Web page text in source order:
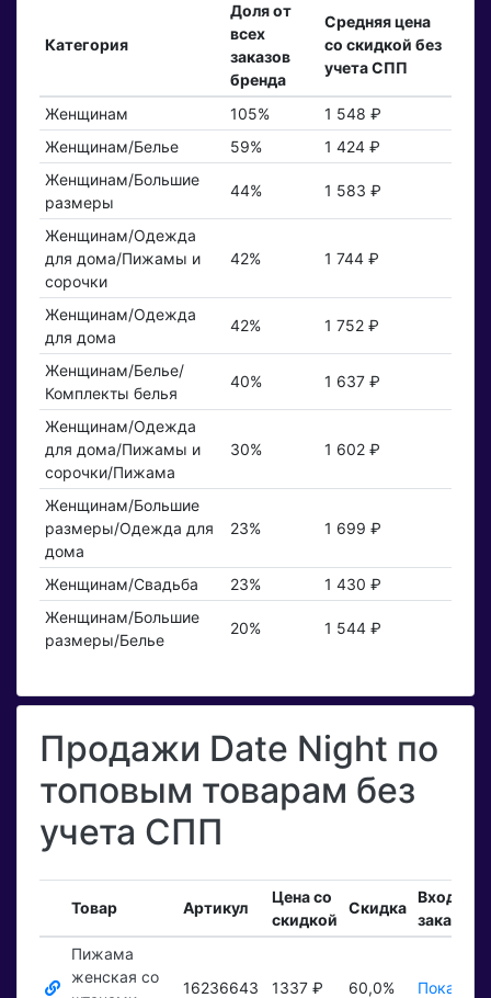
Категория
Доля от
всех
заказов
бренда
Средняя цена
со скидкой без
учета СПП
Женщинам 105%
1 548 ₽
Женщинам/Белье
59%
1 424 ₽
Женщинам/Большие
размеры
44% 1 583 ₽
Женщинам/Одежда
для дома/Пижамы и
сорочки
42% 1 744 ₽
Женщинам/Одежда
для дома
42% 1 752 ₽
Женщинам/Белье/
Комплекты белья
40% 1 637 ₽
Женщинам/Одежда
для дома/Пижамы и
сорочки/Пижама
30% 1 602 ₽
Женщинам/Большие
размеры/Одежда для
дома
23% 1 699 ₽
Женщинам/Свадьба 23%
1 430 ₽
Женщинам/Большие
размеры/Белье
20% 1 544 ₽
Продажи Date Night по
топовым товарам без
учета СПП
Товар Артикул
Цена со
скидкой
Скидка
заказы
Пижама
женская со
16236643 1337 ₽ 60,0%